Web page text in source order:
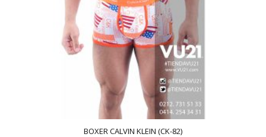
BOXER CALVIN KLEIN (CK-82)